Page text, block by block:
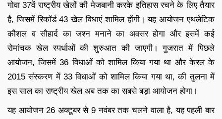
गोवा 37वें राष्ट्रीय खेलों की मेजबानी करके इतिहास रचने के लिए तैयार
है, जिसमें रिकॉर्ड 43 खेल विधाएं शामिल होंगी। यह आयोजन एथलेटिक
कौशल व सौहार्द का जश्न मनाने का अवसर होगा और इसमें कई
रोमांचक खेल स्पर्धाओं की शुरुआत की जाएगी। गुजरात में पिछले
आयोजन, जिसमें 36 विधाओं को शामिल किया गया था और केरल के
2015 संस्करण में 33 विधाओं को शामिल किया गया था, की तुलना में
इस साल का राष्ट्रीय खेल अब तक का सबसे बड़ा आयोजन होगा।
यह आयोजन 26 अक्टूबर से 9 नवंबर तक चलने वाला है, यह पहली बार